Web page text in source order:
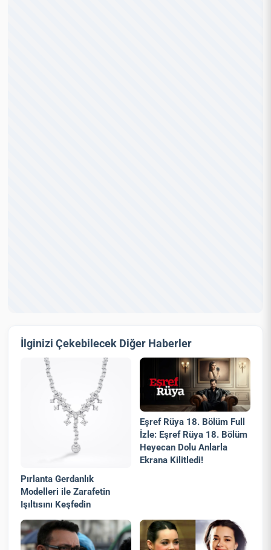
İlginizi Çekebilecek Diğer Haberler
Pırlanta Gerdanlık
Modelleri ile Zarafetin
Işıltısını Keşfedin
Eşref Rüya 18. Bölüm Full
İzle: Eşref Rüya 18. Bölüm
Heyecan Dolu Anlarla
Ekrana Kilitledi!